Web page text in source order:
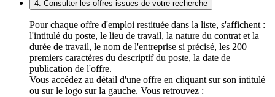
4. Consulter les offres issues de votre recherche
Pour chaque offre d'emploi restituée dans la liste, s'affichent :
l'intitulé du poste, le lieu de travail, la nature du contrat et la
durée de travail, le nom de l'entreprise si précisé, les 200
premiers caractères du descriptif du poste, la date de
publication de l'offre.
Vous accédez au détail d'une offre en cliquant sur son intitulé
ou sur le logo sur la gauche. Vous retrouvez :